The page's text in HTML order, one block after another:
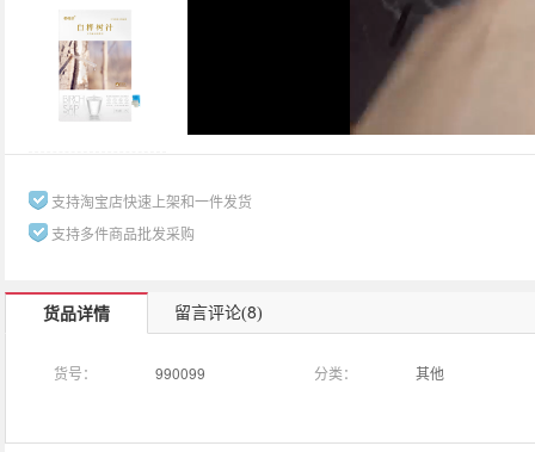
支持淘宝店快速上架和一件发货
支持多件商品批发采购
货品详情 留言评论(8)
货号： 990099 分类： 其他